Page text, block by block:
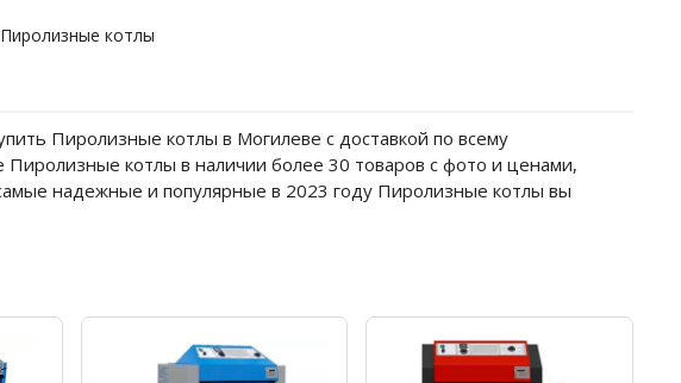
Пиролизные котлы
Пиролизные котлы в Могилеве с доставкой по всему
Пиролизные котлы в наличии более 30 товаров с фото и ценами,
надежные и популярные в 2023 году Пиролизные котлы вы